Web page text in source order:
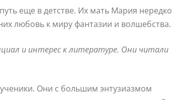
еще в детстве. Их мать Мария нередко
любовь к миру фантазии и волшебства.
и интерес к литературе. Они читали
Они с большим энтузиазмом